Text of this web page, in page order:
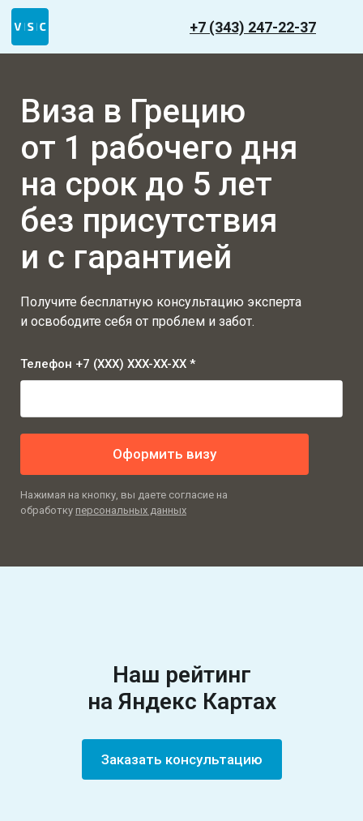
+7 (343) 247-22-37
Виза в Грецию
от 1 рабочего дня
на срок до 5 лет
без присутствия
и с гарантией
Получите бесплатную консультацию эксперта
и освободите себя от проблем и забот.
Телефон +7 (XXX) XXX-XX-XX *
Оформить визу
Нажимая на кнопку, вы даете согласие на
обработку персональных данных
Наш рейтинг
на Яндекс Картах
Заказать консультацию